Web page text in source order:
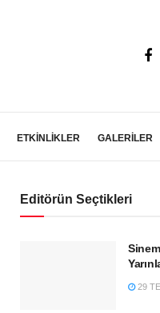
ETKİNLİKLER GALERİLER
Editörün Seçtikleri
29